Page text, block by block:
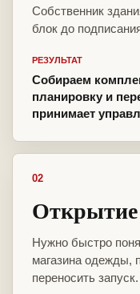
Собственник
блок до
РЕЗУЛЬТАТ
Собираем
планировку и
принимает
02
Открытие
Нужно быстро
магазина одежды,
переносить запуск.